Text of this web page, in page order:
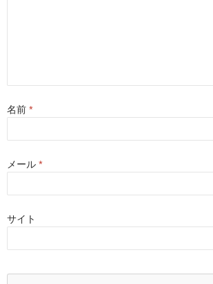
名前 *
メール *
サイト